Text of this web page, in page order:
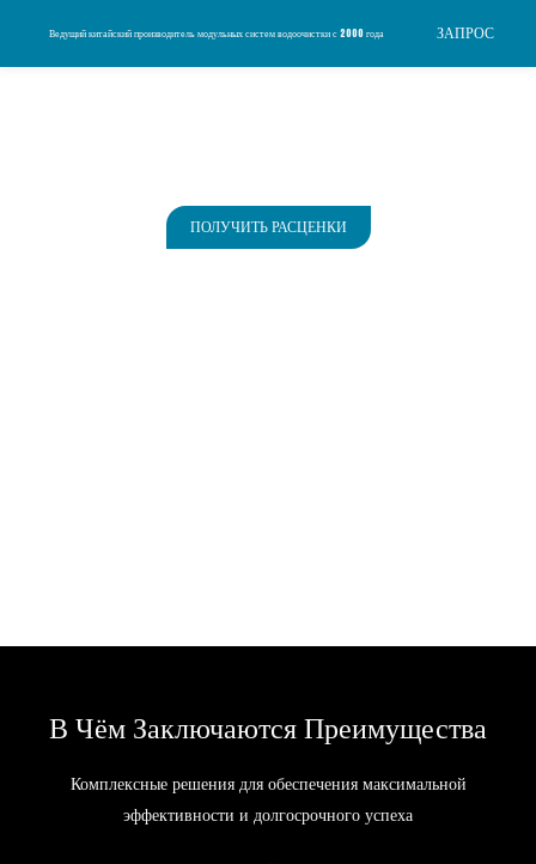
Ведущий китайский производитель модульных систем водоочистки с 2000 года ЗАПРОС
ПОЛУЧИТЬ РАСЦЕНКИ
В Чём Заключаются Преимущества
Комплексные решения для обеспечения максимальной
эффективности и долгосрочного успеха